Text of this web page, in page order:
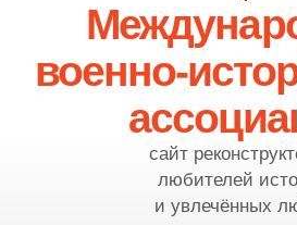
военно-
сайт
любителей
и увлечённых